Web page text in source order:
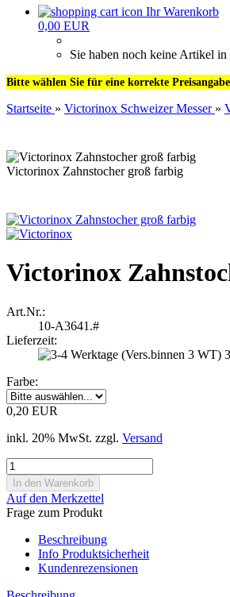
Ihr Warenkorb
0,00 EUR
Sie haben noch keine Artikel
Bitte wählen Sie für eine korrekte
Startseite » Victorinox Schweizer Messer »
Victorinox Zahnstocher groß farbig
Victorinox
Art.Nr.:
10-A3641.#
Lieferzeit:
Farbe:
0,20 EUR
inkl. 20% MwSt. zzgl. Versand
Auf den Merkzettel
Frage zum Produkt
Beschreibung
Info Produktsicherheit
Kundenrezensionen